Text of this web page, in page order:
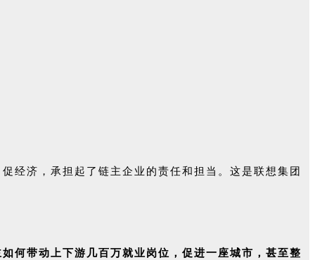
经济，承担起了链主企业的责任和担当。这是联想集团
何带动上下游几百万就业岗位，促进一座城市，甚至整